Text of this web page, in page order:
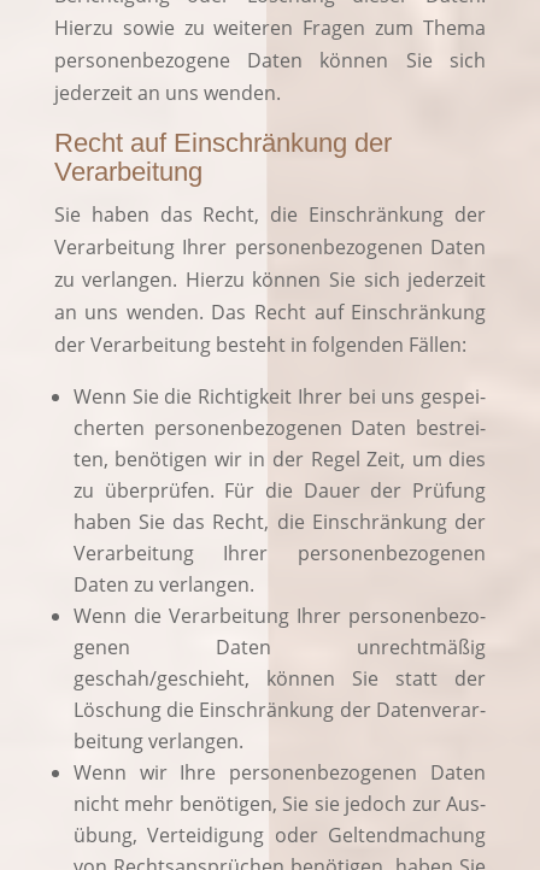
Hier­zu sowie zu wei­te­ren Fra­gen zum The­ma
per­so­nen­be­zo­ge­ne Daten kön­nen Sie sich
jeder­zeit an uns wenden.
Recht auf Einschränkung der
Verarbeitung
Sie haben das Recht, die Ein­schrän­kung der
Ver­ar­bei­tung Ihrer per­so­nen­be­zo­ge­nen Daten
zu ver­lan­gen. Hier­zu kön­nen Sie sich jeder­zeit
an uns wen­den. Das Recht auf Ein­schrän­kung
der Ver­ar­bei­tung besteht in fol­gen­den Fällen:
Wenn Sie die Rich­tig­keit Ihrer bei uns gespei­
cher­ten per­so­nen­be­zo­ge­nen Daten bestrei­
ten, benö­ti­gen wir in der Regel Zeit, um dies
zu über­prü­fen. Für die Dau­er der Prü­fung
haben Sie das Recht, die Ein­schrän­kung der
Ver­ar­bei­tung Ihrer per­so­nen­be­zo­ge­nen
Daten zu verlangen.
Wenn die Ver­ar­bei­tung Ihrer per­so­nen­be­zo­
ge­nen Daten unrecht­mä­ßig
geschah/geschieht, kön­nen Sie statt der
Löschung die Ein­schrän­kung der Daten­ver­ar­
bei­tung verlangen.
Wenn wir Ihre per­so­nen­be­zo­ge­nen Daten
nicht mehr benö­ti­gen, Sie sie jedoch zur Aus­
übung, Ver­tei­di­gung oder Gel­tend­ma­chung